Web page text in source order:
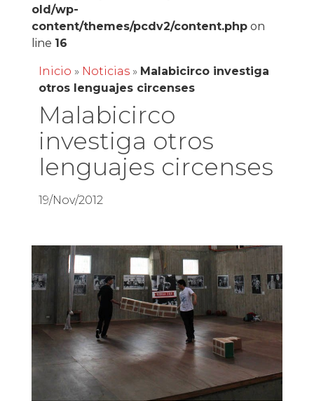
old/wp-
content/themes/pcdv2/content.phpon
line 16
Inicio » Noticias» Malabicirco investiga
otros lenguajes circenses
Malabicirco
investiga otros
lenguajes circenses
19/Nov/2012